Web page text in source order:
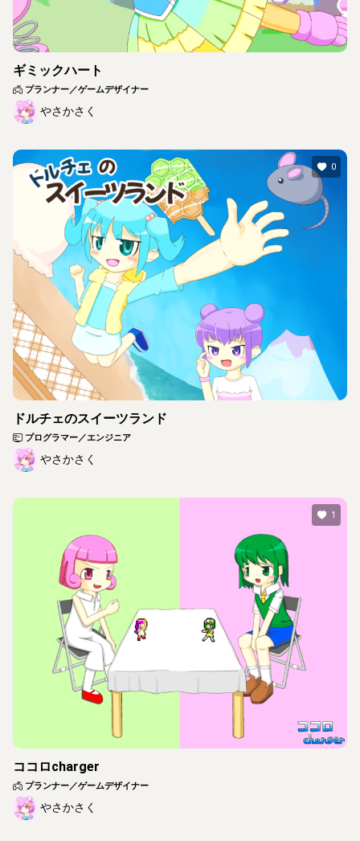
ギミックハート
プランナー／ゲームデザイナー
やさかさく
0
ドルチェのスイーツランド
プログラマー／エンジニア
やさかさく
1
ココロcharger
プランナー／ゲームデザイナー
やさかさく